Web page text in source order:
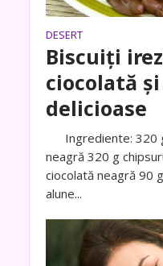
DESERT
Biscuiți
ciocolată
delicioase
Ingrediente: 320
neagră 320 g
ciocolată neagră 90
alune...